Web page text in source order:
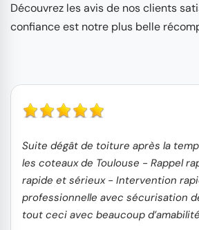
Découvrez les avis de nos clients
confiance est notre plus belle
Suite dégât de toiture après la
les coteaux de Toulouse - Rappel
rapide et sérieux - Intervention
professionnelle avec sécurisation
tout ceci avec beaucoup